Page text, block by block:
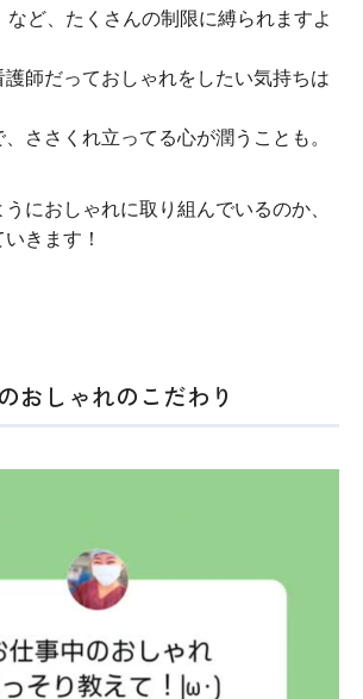
など、たくさんの制限に縛られますよ
護師だっておしゃれをしたい気持ちは
ささくれ立ってる心が潤うことも。
におしゃれに取り組んでいるのか、
きます！
おしゃれのこだわり